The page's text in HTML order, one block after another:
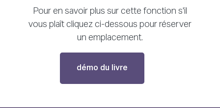
Pour en savoir plus sur cette fonction s'il
vous plaît cliquez ci-dessous pour réserver
un emplacement.
démo du livre